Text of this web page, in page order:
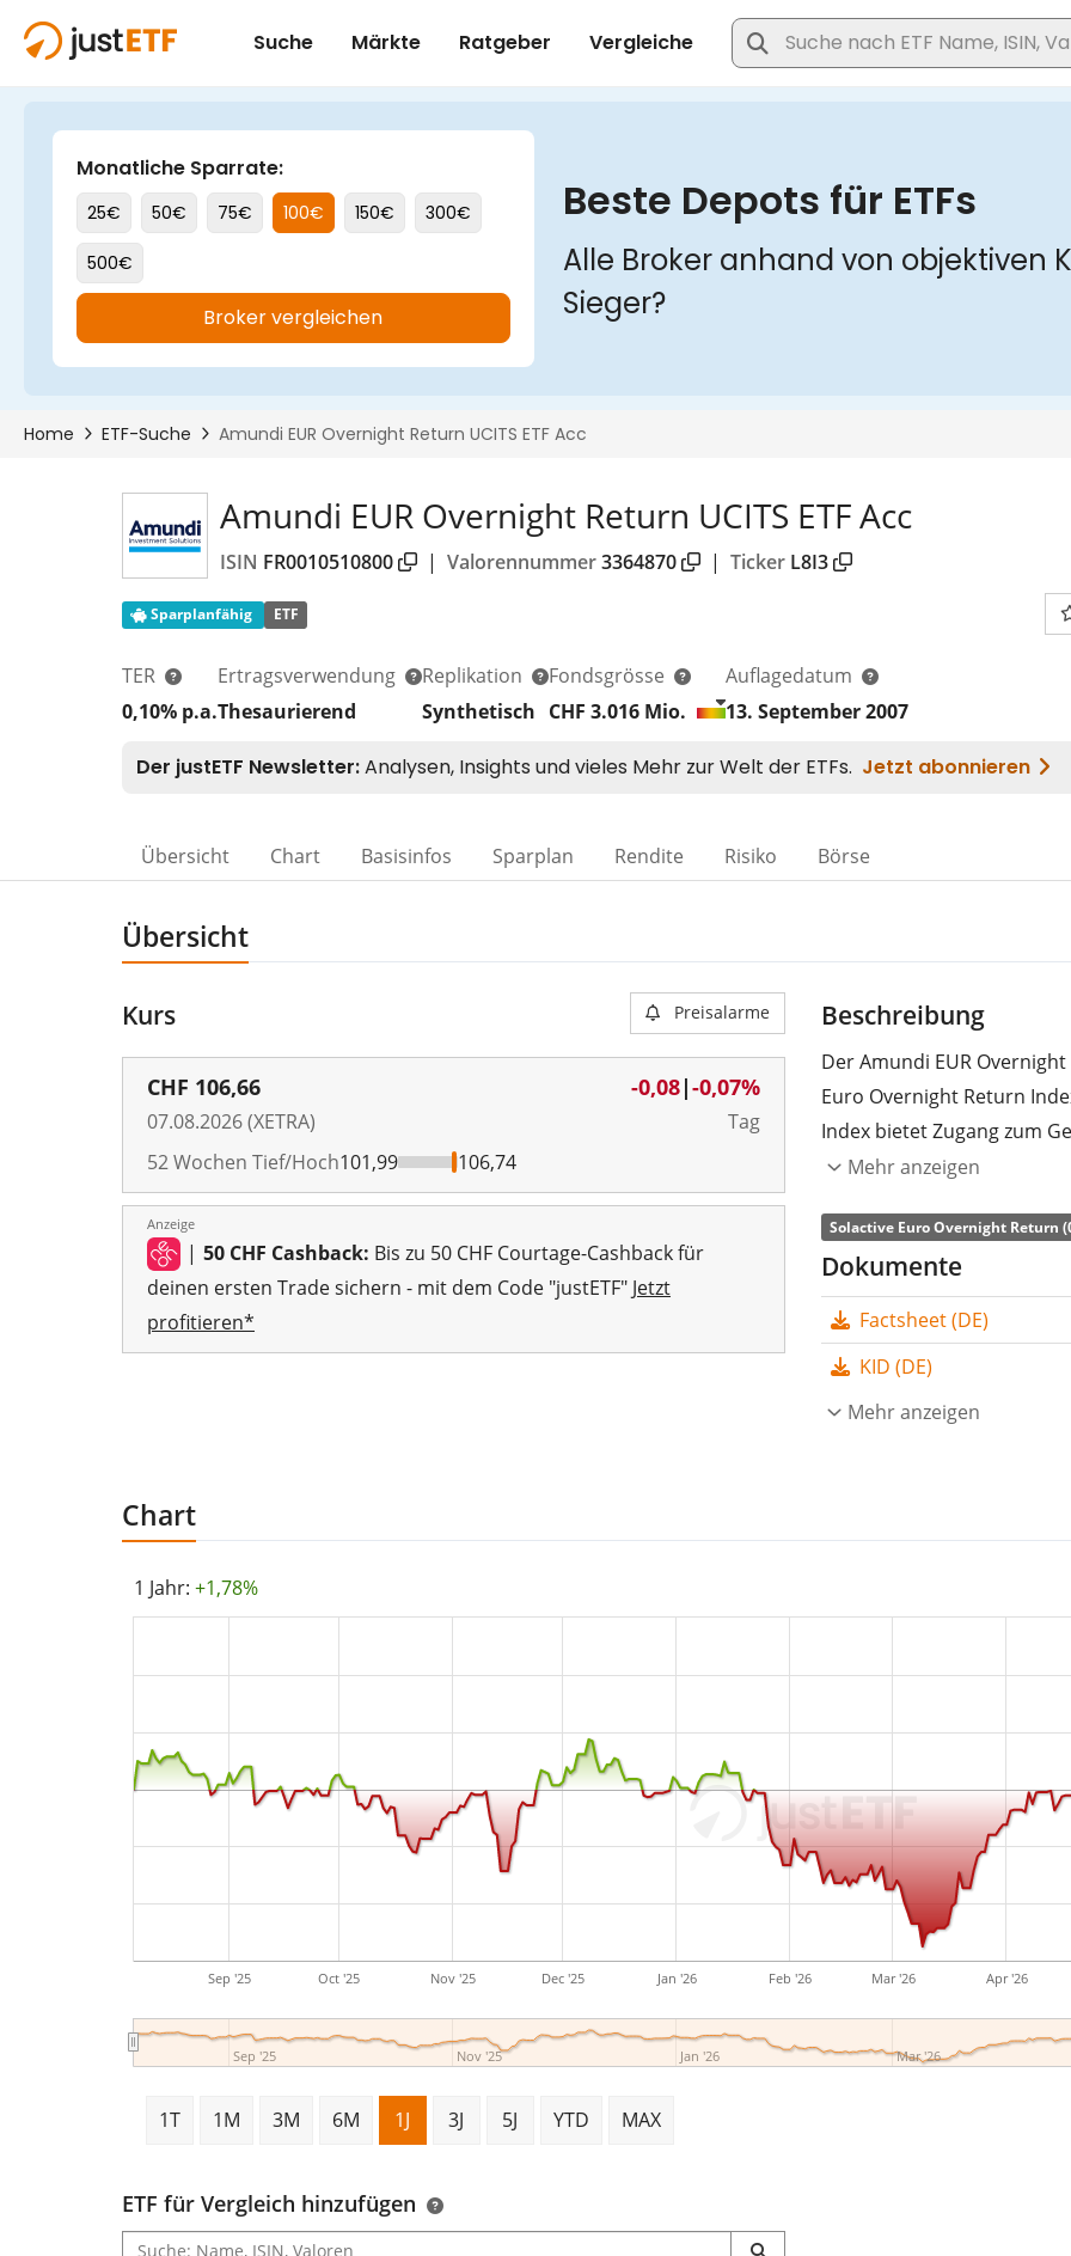
Amundi EUR Overnight Return UCITS ETF Acc
ISIN FR0010510800 | Valorennummer3364870 | Ticker L8I3
Sparplanfähig ETF
TER
0,10% p.a.
Ertragsverwendung
Thesaurierend
Replikation
Synthetisch
Fondsgrösse
CHF 3.016 Mio.
Auflagedatum
13. September 2007
Übersicht Chart Basisinfos Sparplan Rendite Risiko Börse
Übersicht
Kurs Preisalarme
CHF 106,66
07.08.2026 (XETRA)
-0,08|-0,07%
Tag
52 Wochen Tief/Hoch101,99 106,74
Anzeige
| 50 CHF Cashback: Bis zu 50 CHF Courtage-Cashback für
deinen ersten Trade sichern - mit dem Code "justETF" Jetzt
profitieren*
Beschreibung
Der Amundi EUR
Euro Overnight Return
Index bietet Zugang zum
dem Euro Short Term-
DieTER
die Wertentwicklung des
Der Amundi EUR Overnight
mit 3.016 Mio. CHF
2007 in Frankreich
Mehr anzeigen
Solactive Euro Overnight Return
Dokumente
Factsheet (DE)
KID (DE)
Mehr anzeigen
Chart
1 Jahr: +1,78%
Sep '25 Oct '25 Nov '25 Dec '25 Jan '26 Feb '26 Mar '26 Apr '26
Sep '25 Nov '25 Jan '26 Mar '26
1T 1M 3M 6M 1J 3J 5J YTD MAX
ETF für Vergleich hinzufügen